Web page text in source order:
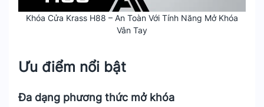
Khóa Cửa Krass H88 – An Toàn Với Tính Năng Mở Khóa
Vân Tay
Ưu điểm nổi bật
Đa dạng phương thức mở khóa